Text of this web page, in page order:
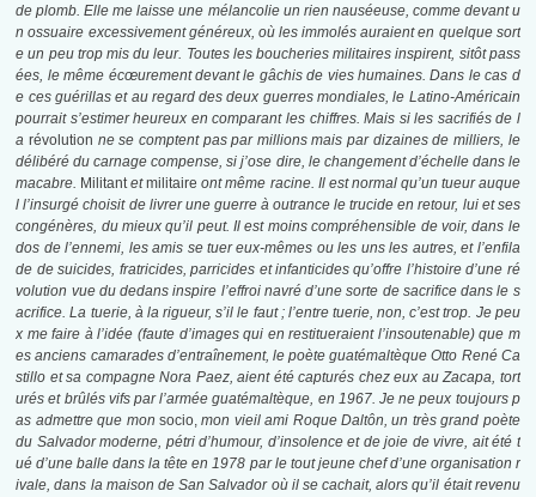
de plomb. Elle me laisse une mélancolie un rien nauséeuse, comme devant u
n ossuaire excessivement généreux, où les immolés auraient en quelque sort
e un peu trop mis du leur. Toutes les boucheries militaires inspirent, sitôt pass
ées, le même écœurement devant le gâchis de vies humaines. Dans le cas d
e ces guérillas et au regard des deux guerres mondiales, le Latino-Américain
pourrait s’estimer heureux en comparant les chiffres. Mais si les sacrifiés de l
a révolution ne se comptent pas par millions mais par dizaines de milliers, le
délibéré du carnage compense, si j’ose dire, le changement d’échelle dans le
macabre. Militantetmilitaireont même racine. Il est normal qu’un tueur auque
l l’insurgé choisit de livrer une guerre à outrance le trucide en retour, lui et ses
congénères, du mieux qu’il peut. Il est moins compréhensible de voir, dans le
dos de l’ennemi, les amis se tuer eux-mêmes ou les uns les autres, et l’enfila
de de suicides, fratricides, parricides et infanticides qu’offre l’histoire d’une ré
volution vue du dedans inspire l’effroi navré d’une sorte de sacrifice dans le s
acrifice. La tuerie, à la rigueur, s’il le faut ; l’entre tuerie, non, c’est trop. Je peu
x me faire à l’idée (faute d’images qui en restitueraient l’insoutenable) que m
es anciens camarades d’entraînement, le poète guatémaltèque Otto René Ca
stillo et sa compagne Nora Paez, aient été capturés chez eux au Zacapa, tort
urés et brûlés vifs par l’armée guatémaltèque, en 1967. Je ne peux toujours p
as admettre que mon socio,mon vieil ami Roque Daltôn, un très grand poète
du Salvador moderne, pétri d’humour, d’insolence et de joie de vivre, ait été t
ué d’une balle dans la tête en 1978 par le tout jeune chef d’une organisation r
ivale, dans la maison de San Salvador où il se cachait, alors qu’il était revenu